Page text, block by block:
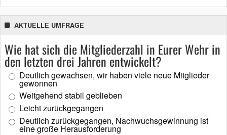
AKTUELLE UMFRAGE
Wie hat sich die Mitgliederzahl in Eurer Wehr in
den letzten drei Jahren entwickelt?
Deutlich gewachsen, wir haben viele neue Mitglieder
gewonnen
Weitgehend stabil geblieben
Leicht zurückgegangen
Deutlich zurückgegangen, Nachwuchsgewinnung ist
eine große Herausforderung